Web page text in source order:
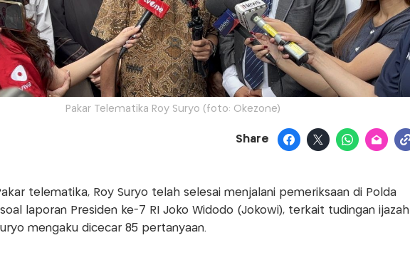
Pakar Telematika Roy Suryo (foto: Okezone)
Share
telematika, Roy Suryo telah selesai menjalani pemeriksaan di Polda
laporan Presiden ke-7 RI Joko Widodo (Jokowi), terkait tudingan ijazah
mengaku dicecar 85 pertanyaan.